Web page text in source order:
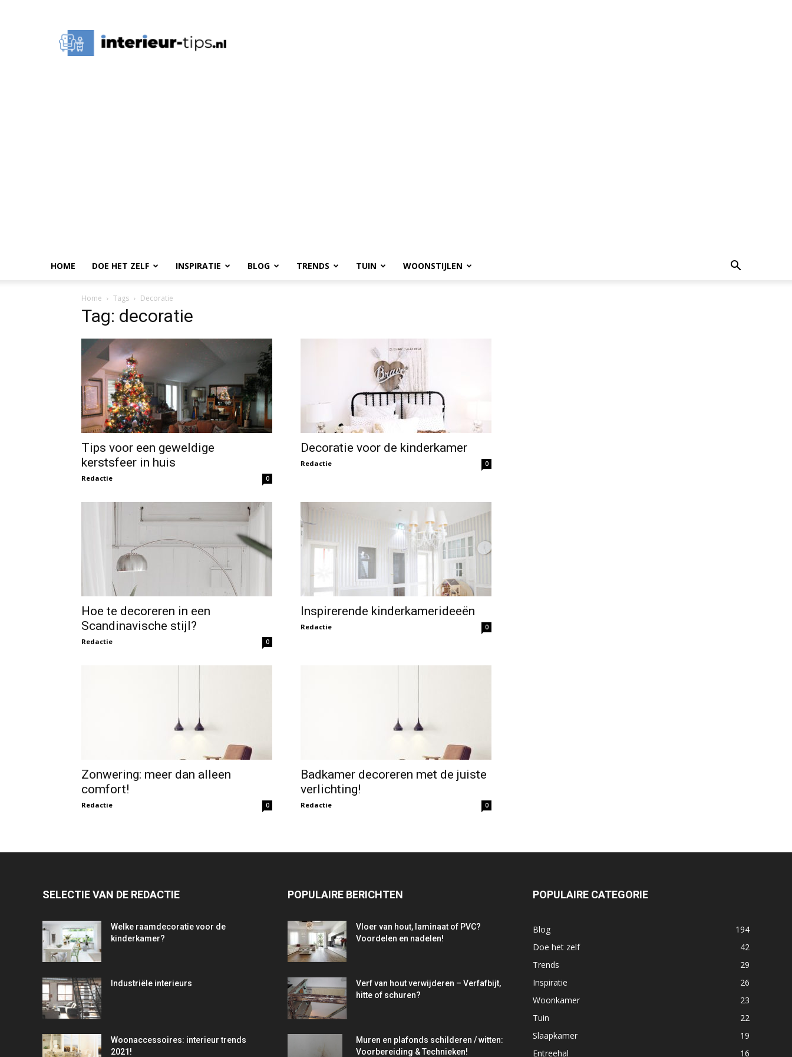
Tips,
Ideeën
HOME DOE HET ZELF INSPIRATIE BLOG TRENDS TUIN WOONSTIJLEN
Home Tags Decoratie
Tag: decoratie
Tips voor een geweldige
kerstsfeer in huis
Redactie 0
Decoratie voor de kinderkamer
Redactie 0
Hoe te decoreren in een
Scandinavische stijl?
Redactie 0
Inspirerende kinderkamerideeën
Redactie 0
Zonwering: meer dan alleen
comfort!
Redactie 0
Badkamer decoreren met de juiste
verlichting!
Redactie 0
SELECTIE VAN DE REDACTIE
Welke raamdecoratie voor de
kinderkamer?
Industriële interieurs
Woonaccessoires: interieur trends
2021!
POPULAIRE BERICHTEN
Vloer van hout, laminaat of PVC?
Voordelen en nadelen!
Verf van hout verwijderen – Verfafbijt,
hitte of schuren?
Muren en plafonds schilderen / witten:
Voorbereiding & Technieken!
POPULAIRE CATEGORIE
Blog
194
Doe het zelf
42
Trends
29
Inspiratie
26
Woonkamer
23
Tuin
22
Slaapkamer
19
Entreehal
16